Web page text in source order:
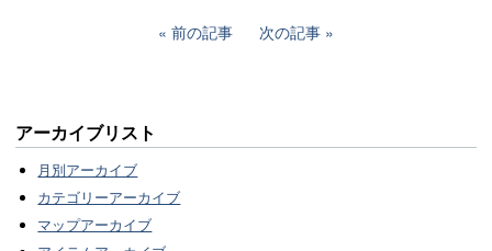
前の記事 次の記事
アーカイブリスト
月別アーカイブ
カテゴリーアーカイブ
マップアーカイブ